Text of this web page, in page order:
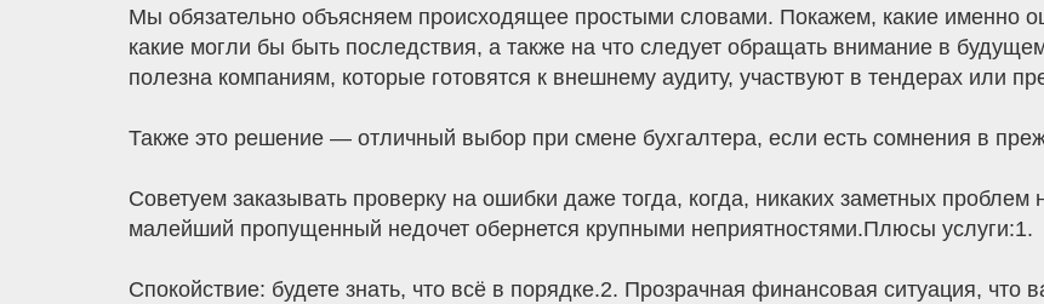
Мы обязательно объясняем происходящее простыми словами. Покажем, какие именно
какие могли бы быть последствия, а также на что следует обращать внимание в
полезна компаниям, которые готовятся к внешнему аудиту, участвуют в тендерах или
Также это решение — отличный выбор при смене бухгалтера, если есть сомнения в
Советуем заказывать проверку на ошибки даже тогда, когда, никаких заметных проблем
малейший пропущенный недочет обернется крупными неприятностями.Плюсы услуги:1.
Спокойствие: будете знать, что всё в порядке.2. Прозрачная финансовая ситуация,